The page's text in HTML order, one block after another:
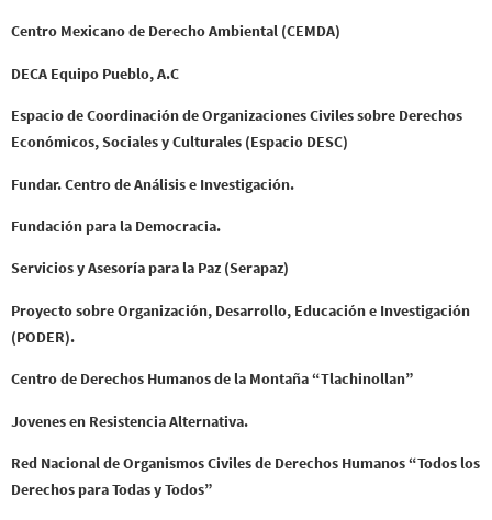
Centro Mexicano de Derecho Ambiental (CEMDA)
DECA Equipo Pueblo, A.C
Espacio de Coordinación de Organizaciones Civiles sobre Derechos
Económicos, Sociales y Culturales (Espacio DESC)
Fundar. Centro de Análisis e Investigación.
Fundación para la Democracia.
Servicios y Asesoría para la Paz (Serapaz)
Proyecto sobre Organización, Desarrollo, Educación e Investigación
(PODER).
Centro de Derechos Humanos de la Montaña “Tlachinollan”
Jovenes en Resistencia Alternativa.
Red Nacional de Organismos Civiles de Derechos Humanos “Todos los
Derechos para Todas y Todos”